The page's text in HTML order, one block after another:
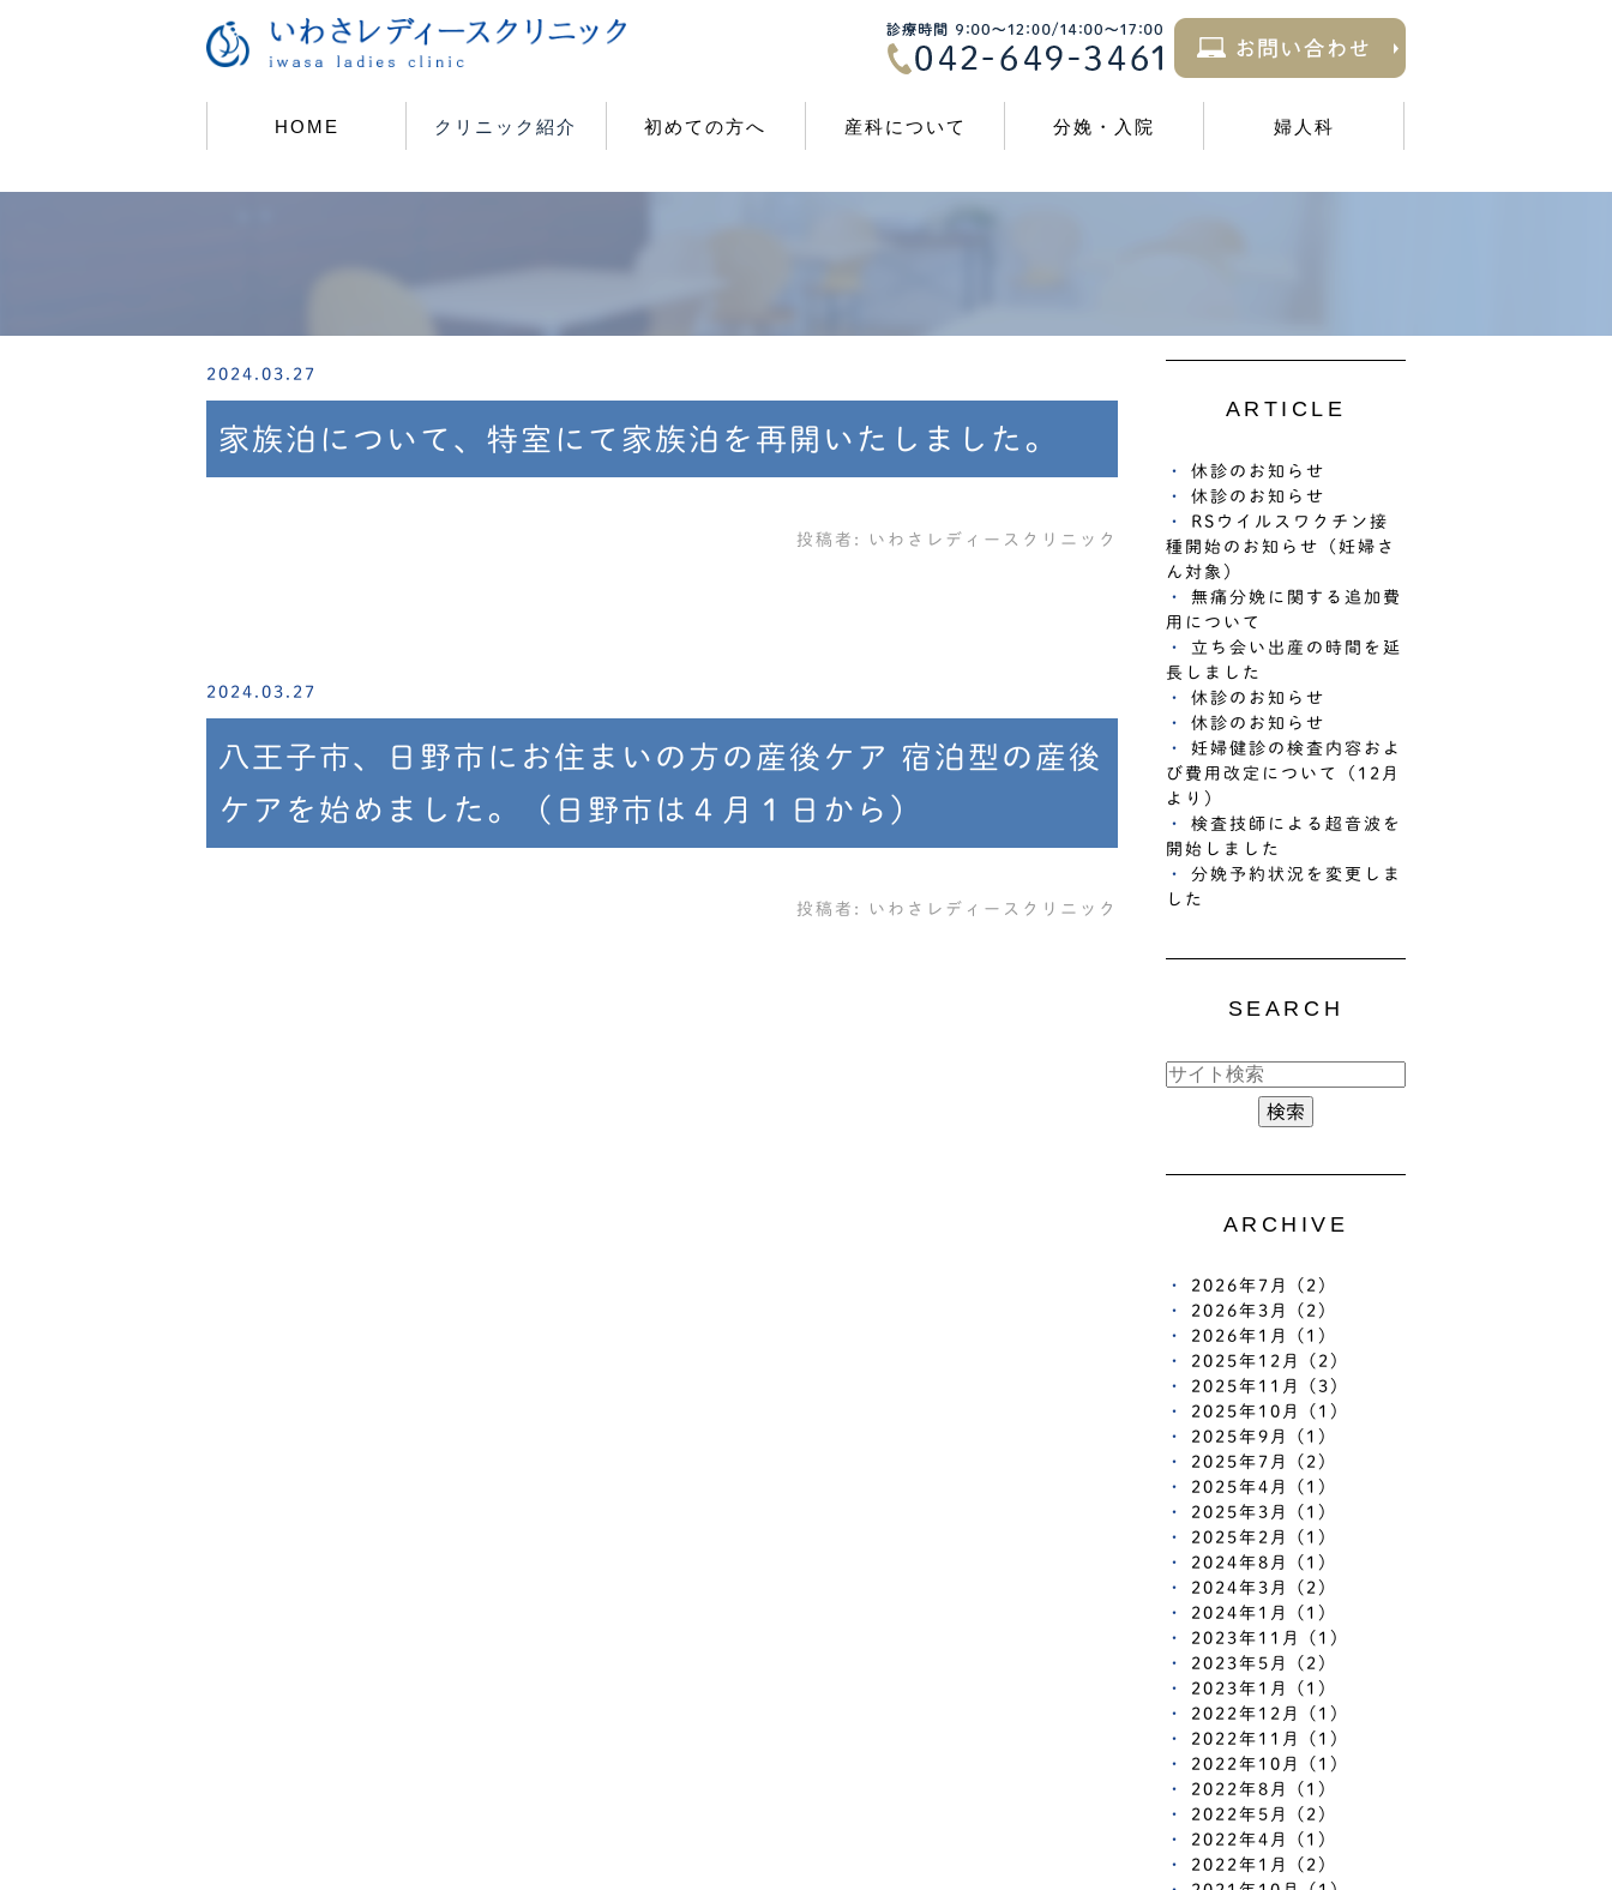
HOME クリニック紹介 初めての方へ 産科について 分娩・入院 婦人科
2024.03.27
家族泊について、特室にて家族泊を再開いたしました。
投稿者: いわさレディースクリニック
2024.03.27
八王子市、日野市にお住まいの方の産後ケア 宿泊型の産後
ケアを始めました。（日野市は４月１日から）
投稿者: いわさレディースクリニック
ARTICLE
休診のお知らせ
休診のお知らせ
RSウイルスワクチン接
種開始のお知らせ（妊婦さ
ん対象）
無痛分娩に関する追加費
用について
立ち会い出産の時間を延
長しました
休診のお知らせ
休診のお知らせ
妊婦健診の検査内容およ
び費用改定について（12月
より）
検査技師による超音波を
開始しました
分娩予約状況を変更しま
した
SEARCH
ARCHIVE
2026年7月 (2)
2026年3月 (2)
2026年1月 (1)
2025年12月 (2)
2025年11月 (3)
2025年10月 (1)
2025年9月 (1)
2025年7月 (2)
2025年4月 (1)
2025年3月 (1)
2025年2月 (1)
2024年8月 (1)
2024年3月 (2)
2024年1月 (1)
2023年11月 (1)
2023年5月 (2)
2023年1月 (1)
2022年12月 (1)
2022年11月 (1)
2022年10月 (1)
2022年8月 (1)
2022年5月 (2)
2022年4月 (1)
2022年1月 (2)